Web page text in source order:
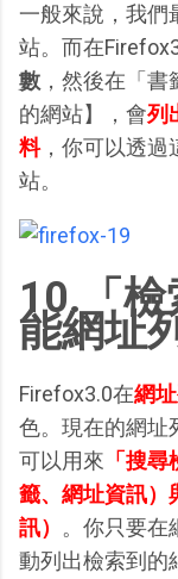
一般來說，我們
站。而在
數 ，然後在「
的網站】，會列
料，你可以透過
站。
10.「
能網址
Firefox3.0在網址
色。現在的網址
可以用來 「搜
籤、網址資訊）
訊） 。你只要在
動列出檢索到的